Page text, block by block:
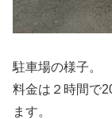
駐車場の様子。
料金は２時間で
ます。